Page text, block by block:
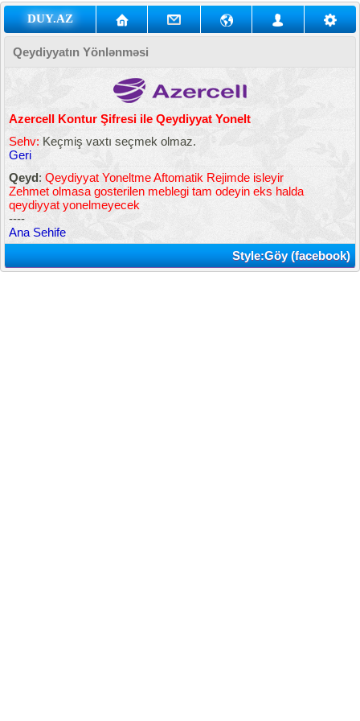
DUY.AZ
Qeydiyyatın Yönlənməsi
Azercell Kontur Şifresi ile Qeydiyyat Yonelt
Sehv:Keçmiş vaxtı seçmek olmaz.
Geri
Qeyd: Qeydiyyat Yoneltme Aftomatik Rejimde isleyir
Zehmet olmasa gosterilen meblegi tam odeyin eks halda
qeydiyyat yonelmeyecek
----
Ana Sehife
Style:Göy (facebook)